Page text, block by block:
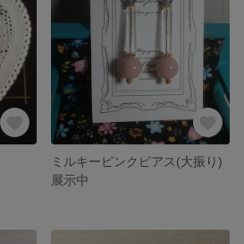
ミルキーピンクピアス(大振り)
展示中